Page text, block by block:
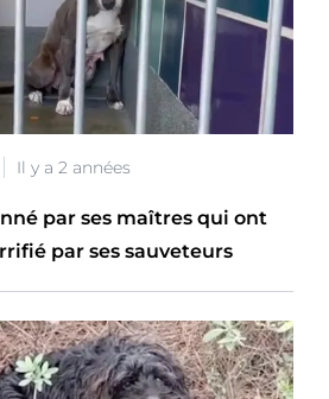
Il y a 2 années
par ses maîtres qui ont
par ses sauveteurs